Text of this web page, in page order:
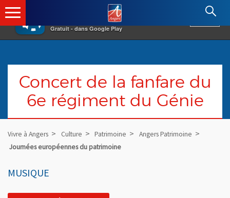
×
Gratuit - dans Google Play
Angers.fr : Retour à l'accueil
Concert de la fanfare du
6e régiment du Génie
Vivre à Angers Culture Patrimoine
Angers Patrimoine
Journées européennes du patrimoine
MUSIQUE